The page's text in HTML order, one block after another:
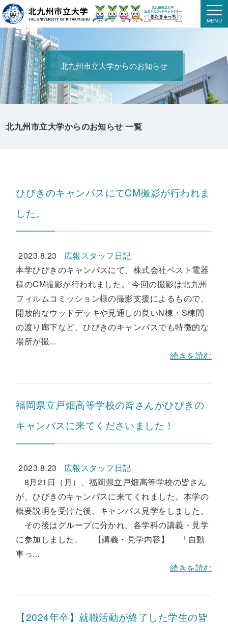
北九州市立大学からのお知らせ
北九州市立大学からのお知らせ 一覧
ひびきのキャンパスにてCM撮影が行われま
した。
2023.8.23
広報スタッフ日記
本学ひびきのキャンパスにて、株式会社ベスト電器
様のCM撮影が行われました。 今回の撮影は北九州
フィルムコミッション様の撮影支援によるもので、
開放的なウッドデッキや見通しの良いN棟・S棟間
の渡り廊下など、ひびきのキャンパスでも特徴的な
場所が撮...
続きを読む
福岡県立戸畑高等学校の皆さんがひびきの
キャンパスに来てくださいました！
2023.8.23
広報スタッフ日記
8月21日（月）、福岡県立戸畑高等学校の皆さん
が、ひびきのキャンパスに来てくれました。本学の
概要説明を受けた後、キャンパス見学をしました。
その後はグループに分かれ、各学科の講義・見学
に参加しました。 【講義・見学内容】 「自動
車っ...
続きを読む
【2024年卒】就職活動が終了した学生の皆